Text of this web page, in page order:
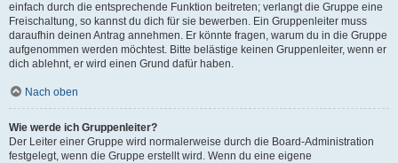
einfach durch die entsprechende Funktion beitreten; verlangt die Gruppe eine
Freischaltung, so kannst du dich für sie bewerben. Ein Gruppenleiter muss
daraufhin deinen Antrag annehmen. Er könnte fragen, warum du in die Gruppe
aufgenommen werden möchtest. Bitte belästige keinen Gruppenleiter, wenn er
dich ablehnt, er wird einen Grund dafür haben.
Nach oben
Wie werde ich Gruppenleiter?
Der Leiter einer Gruppe wird normalerweise durch die Board-Administration
festgelegt, wenn die Gruppe erstellt wird. Wenn du eine eigene